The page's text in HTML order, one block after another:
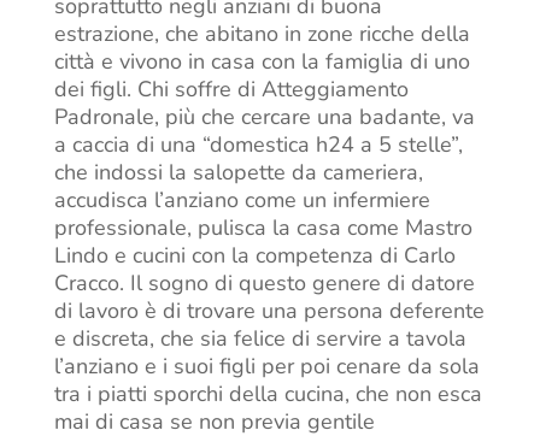
soprattutto negli anziani di buona
estrazione, che abitano in zone ricche della
città e vivono in casa con la famiglia di uno
dei figli. Chi soffre di Atteggiamento
Padronale, più che cercare una badante, va
a caccia di una “domestica h24 a 5 stelle”,
che indossi la salopette da cameriera,
accudisca l’anziano come un infermiere
professionale, pulisca la casa come Mastro
Lindo e cucini con la competenza di Carlo
Cracco. Il sogno di questo genere di datore
di lavoro è di trovare una persona deferente
e discreta, che sia felice di servire a tavola
l’anziano e i suoi figli per poi cenare da sola
tra i piatti sporchi della cucina, che non esca
mai di casa se non previa gentile